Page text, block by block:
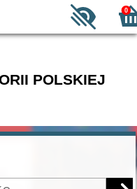
0
POLSKIEJ